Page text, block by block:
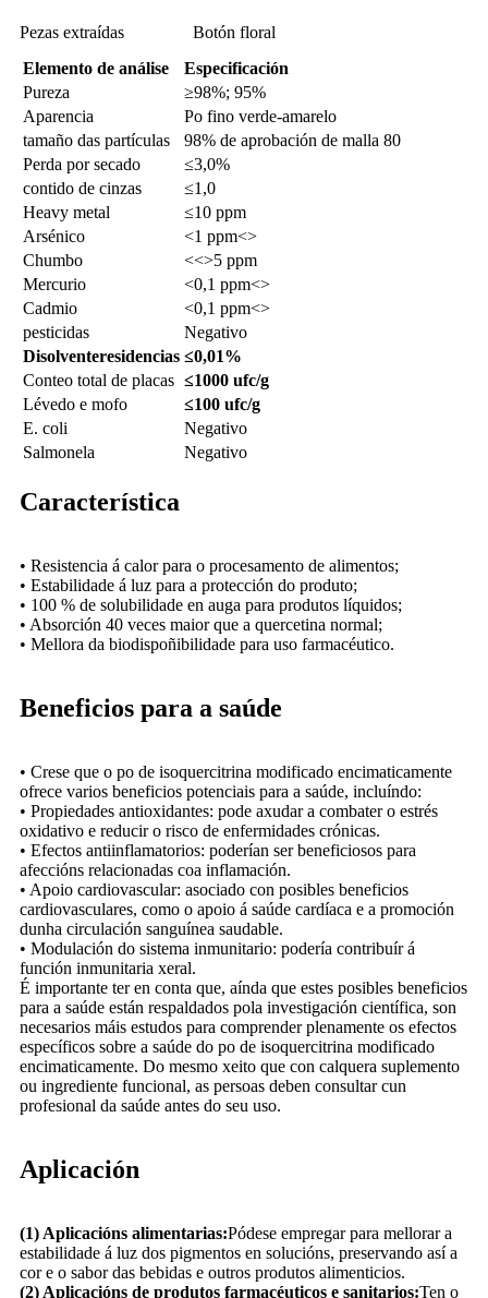
Pezas extraídas
Botón floral
Elemento de análise
Especificación
Pureza
≥98%; 95%
Aparencia
Po fino verde-amarelo
tamaño das partículas
98% de aprobación de malla 80
Perda por secado
≤3,0%
contido de cinzas
≤1,0
Heavy metal
≤10 ppm
Arsénico
<1 ppm<>
Chumbo
<<>5 ppm
Mercurio
<0,1 ppm<>
Cadmio
<0,1 ppm<>
pesticidas
Negativo
Disolventeresidencias ≤0,01%
Conteo total de placas ≤1000 ufc/g
Lévedo e mofo
≤100 ufc/g
E. coli
Negativo
Salmonela
Negativo
Característica
• Resistencia á calor para o procesamento de alimentos;
• Estabilidade á luz para a protección do produto;
• 100 % de solubilidade en auga para produtos líquidos;
• Absorción 40 veces maior que a quercetina normal;
• Mellora da biodispoñibilidade para uso farmacéutico.
Beneficios para a saúde
• Crese que o po de isoquercitrina modificado encimaticamente
ofrece varios beneficios potenciais para a saúde, incluíndo:
• Propiedades antioxidantes: pode axudar a combater o estrés
oxidativo e reducir o risco de enfermidades crónicas.
• Efectos antiinflamatorios: poderían ser beneficiosos para
afeccións relacionadas coa inflamación.
• Apoio cardiovascular: asociado con posibles beneficios
cardiovasculares, como o apoio á saúde cardíaca e a promoción
dunha circulación sanguínea saudable.
• Modulación do sistema inmunitario: podería contribuír á
función inmunitaria xeral.
É importante ter en conta que, aínda que estes posibles beneficios
para a saúde están respaldados pola investigación científica, son
necesarios máis estudos para comprender plenamente os efectos
específicos sobre a saúde do po de isoquercitrina modificado
encimaticamente. Do mesmo xeito que con calquera suplemento
ou ingrediente funcional, as persoas deben consultar cun
profesional da saúde antes do seu uso.
Aplicación
(1) Aplicacións alimentarias:Pódese empregar para mellorar a
estabilidade á luz dos pigmentos en solucións, preservando así a
cor e o sabor das bebidas e outros produtos alimenticios.
(2) Aplicacións de produtos farmacéuticos e sanitarios:Ten o